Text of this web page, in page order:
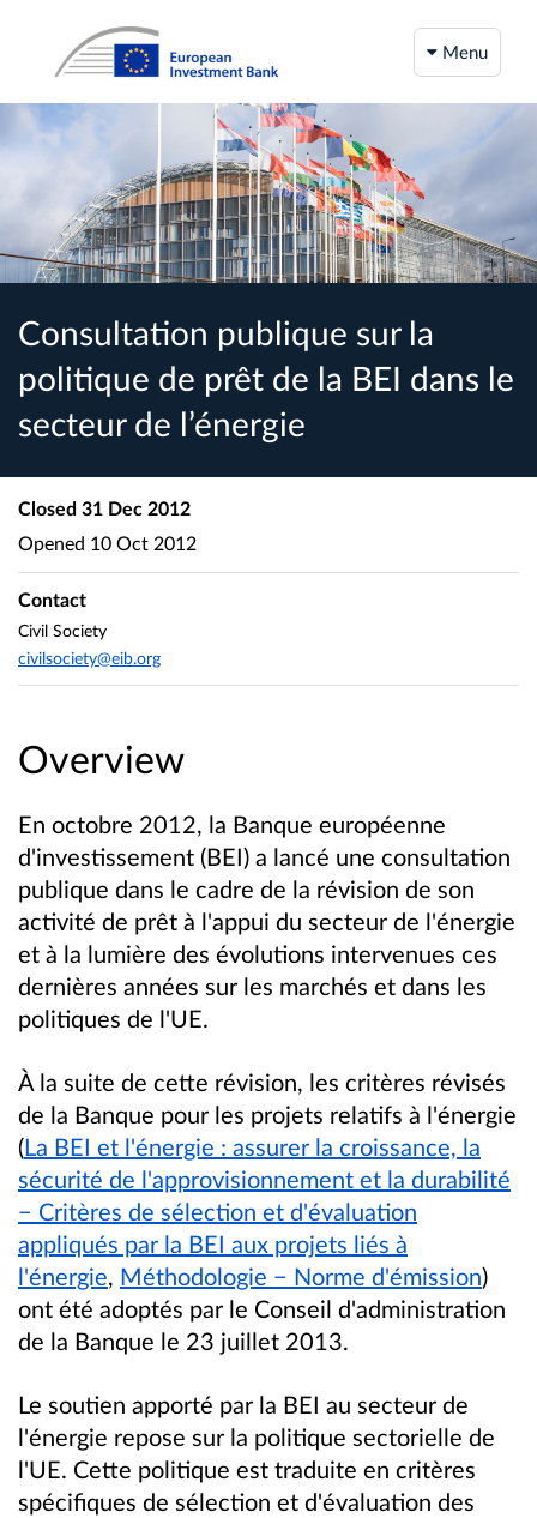
Menu
Consultation publique sur la
politique de prêt de la BEI dans le
secteur de l’énergie
Overview
En octobre 2012, la Banque européenne
d'investissement (BEI) a lancé une consultation
publique dans le cadre de la révision de son
activité de prêt à l'appui du secteur de l'énergie
et à la lumière des évolutions intervenues ces
dernières années sur les marchés et dans les
politiques de l'UE.
À la suite de cette révision, les critères révisés
de la Banque pour les projets relatifs à l'énergie
(La BEI et l'énergie : assurer la croissance, la
sécurité de l'approvisionnement et la durabilité
− Critères de sélection et d'évaluation
appliqués par la BEI aux projets liés à
l'énergie, Méthodologie − Norme d'émission)
ont été adoptés par le Conseil d'administration
de la Banque le 23 juillet 2013.
Le soutien apporté par la BEI au secteur de
l'énergie repose sur la politique sectorielle de
l'UE. Cette politique est traduite en critères
spécifiques de sélection et d'évaluation des
Closed 31 Dec 2012
Opened 10 Oct 2012
Contact
Civil Society
civilsociety@eib.org